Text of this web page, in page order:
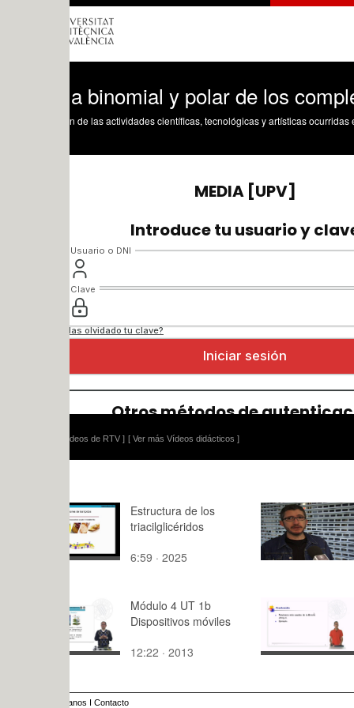
binomial y polar de los complejos
de las actividades científicas, tecnológicas y artísticas ocurridas en los tres
[ Ver más Vídeos didácticos ]
Estructura de los
triacilglicéridos
6:59 · 2025
Crazy
2:03 · 2014
Módulo 4 UT 1b
Dispositivos móviles
12:22 · 2013
habituales
string.h
8:30 · 2011